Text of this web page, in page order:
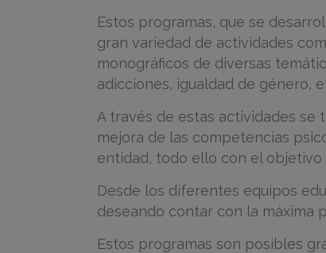
Estos programas, que se
gran variedad de actividades
monográficos de diversas
adicciones, igualdad de género,
A través de estas actividades se
mejora de las competencias
entidad, todo ello con el
Desde los diferentes equipos
deseando contar con la máxima
Estos programas son posibles